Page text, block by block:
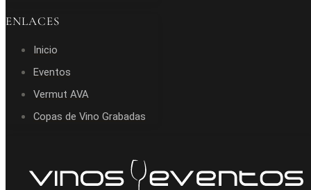
ENLACES
Inicio
Eventos
Vermut AVA
Copas de Vino Grabadas